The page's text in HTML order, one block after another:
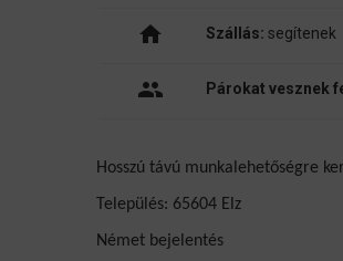
home Szállás: segítenek
people Párokat vesznek
Hosszú távú munkalehetőségre
Település: 65604 Elz
Német bejelentés